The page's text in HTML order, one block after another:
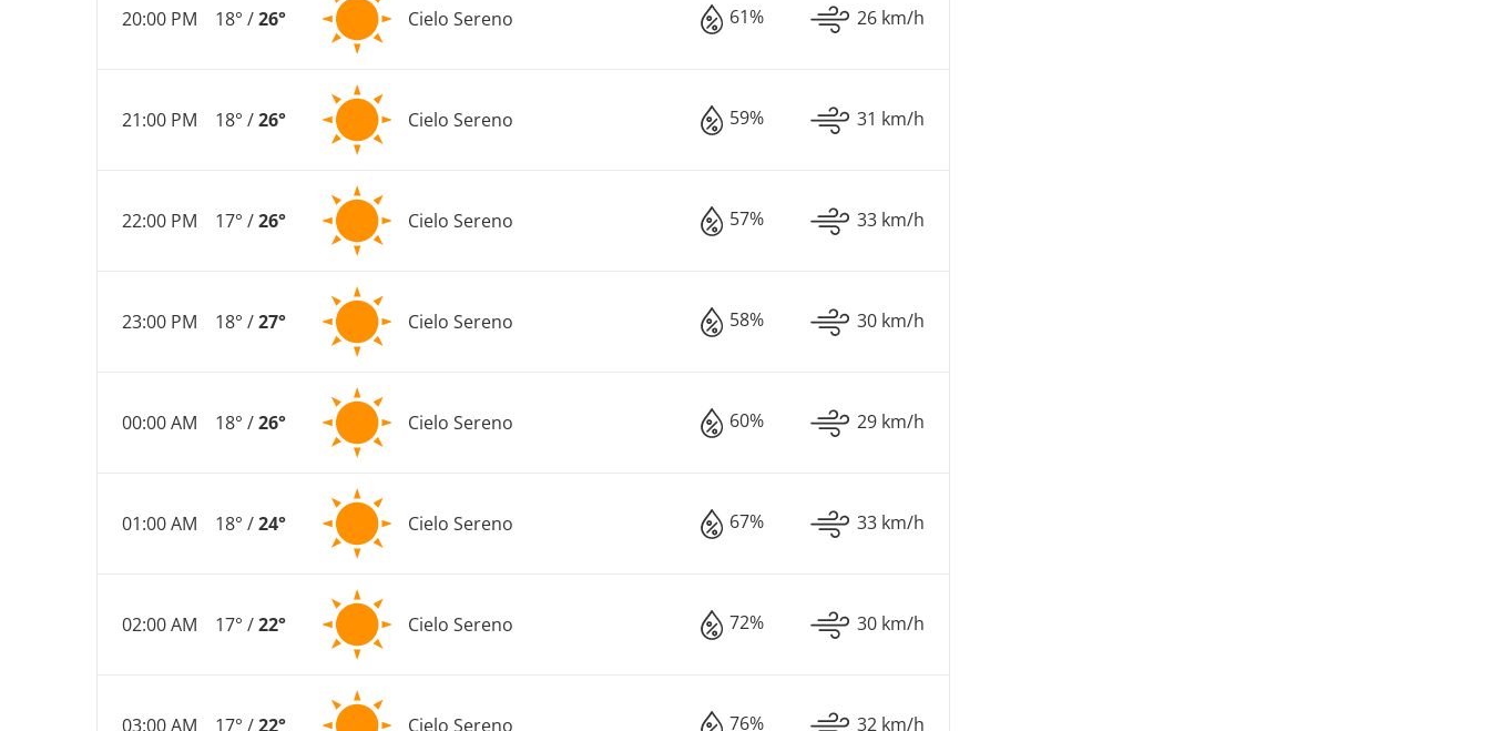
20:00 PM 18° /26° Cielo Sereno 61% 26 km/h
21:00 PM 18° /26° Cielo Sereno 59% 31 km/h
22:00 PM 17° /26° Cielo Sereno 57% 33 km/h
23:00 PM 18° /27° Cielo Sereno 58% 30 km/h
00:00 AM 18° /26° Cielo Sereno 60% 29 km/h
01:00 AM 18° /24° Cielo Sereno 67% 33 km/h
02:00 AM 17° /22° Cielo Sereno 72% 30 km/h
03:00 AM 17° /22° Cielo Sereno 76% 32 km/h